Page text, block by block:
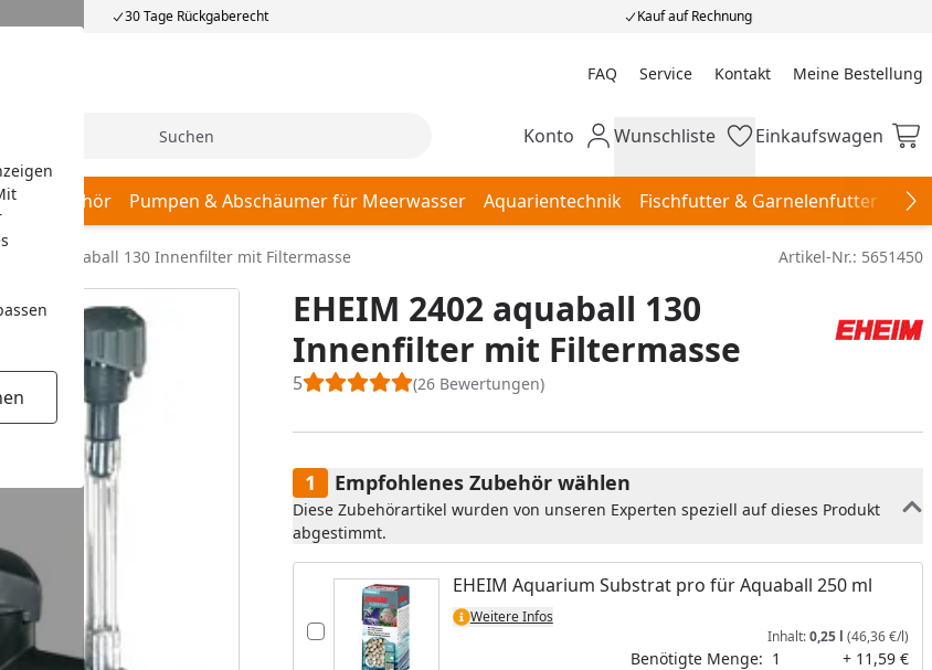
30 Tage Rückgaberecht Kauf auf Rechnung
FAQ Service Kontakt Meine Bestellung
Meine Bestellung
Mein Konto
Konto Wunschliste
Wunschliste Einkaufswagen
Einkaufswagen
& Zubehör Pumpen & Abschäumer für Meerwasser Aquarientechnik Fischfutter & Garnelenfutter
2402 aquaball 130 Innenfilter mit Filtermasse Artikel-Nr.: 5651450
EHEIM 2402 aquaball 130
Innenfilter mit Filtermasse
5 (26 Bewertungen)
Empfohlenes Zubehör wählen
Diese Zubehörartikel wurden von unseren Experten speziell auf dieses Produkt
abgestimmt.
EHEIM Aquarium Substrat pro für Aquaball 250 ml
Weitere Infos
Inhalt:0,25 l (46,36 €/l)
Benötigte Menge: 1 + 11,59 €